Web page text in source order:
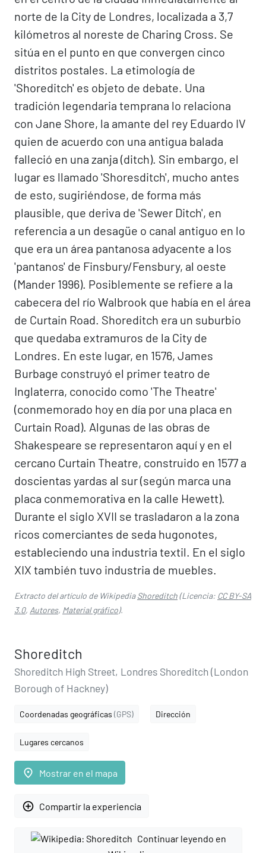
norte de la City de Londres, localizada a 3,7
kilómetros al noreste de Charing Cross. Se
sitúa en el punto en que convergen cinco
distritos postales. La etimología de
'Shoreditch' es objeto de debate. Una
tradición legendaria temprana lo relaciona
con Jane Shore, la amante del rey Eduardo IV
quien de acuerdo con una antigua balada
falleció en una zanja (ditch). Sin embargo, el
lugar es llamado 'Shoresditch', mucho antes
de esto, sugiriéndose, de forma más
plausible, que deriva de 'Sewer Ditch', en
referencia a un desagüe o canal antiguo en lo
que era un área pantanosa adyacente a los
'pantanos' de Finsbury/Fensbury, al oeste
(Mander 1996). Posiblemente se refiere a la
cabecera del río Walbrook que había en el área
de Curtain Road. Shoreditch era un suburbio
que quedaba extramuros de la City de
Londres. En este lugar, en 1576, James
Burbage construyó el primer teatro de
Inglaterra, conocido como 'The Theatre'
(conmemorado hoy en día por una placa en
Curtain Road). Algunas de las obras de
Shakespeare se representaron aquí y en el
cercano Curtain Theatre, construido en 1577 a
doscientas yardas al sur (según marca una
placa conmemorativa en la calle Hewett).
Durante el siglo XVII se trasladaron a la zona
ricos comerciantes de seda hugonotes,
estableciendo una industria textil. En el siglo
XIX también tuvo industria de muebles.
Extracto del artículo de WikipediaShoreditch(Licencia: CC BY-SA
3.0, Autores, Material gráfico).
Shoreditch
Shoreditch High Street, Londres Shoreditch (London
Borough of Hackney)
Coordenadas geográficas (GPS) Dirección
Lugares cercanos
place Mostrar en el mapa
add_circle_outline Compartir la experiencia
Continuar leyendo en